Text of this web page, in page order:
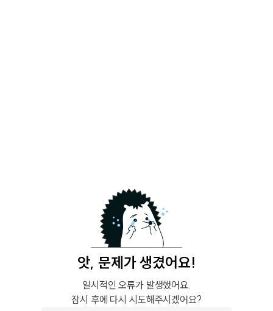
앗, 문제가 생겼어요!
일시적인 오류가 발생했어요.
잠시 후에 다시 시도해주시겠어요?